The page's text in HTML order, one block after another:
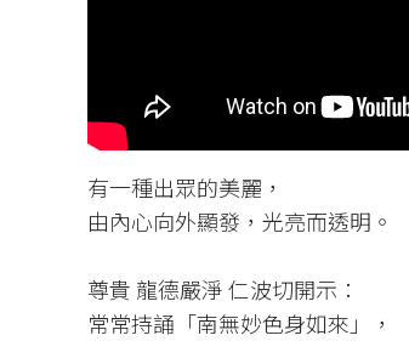
有一種出眾的美麗，​
由內心向外顯發，光亮而透明。​
尊貴 龍德嚴淨 仁波切開示：​
常常持誦「南無妙色身如來」，​